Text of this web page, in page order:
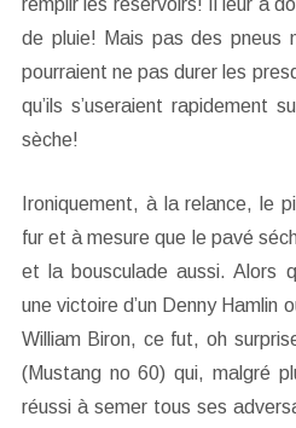
de pluie! Mais pas des pneus
pourraient ne pas durer les
qu’ils s’useraient rapidement
sèche!
Ironiquement, à la relance, le
fur et à mesure que le pavé
et la bousculade aussi. Alors
une victoire d’un Denny Hamlin
William Biron, ce fut, oh
(Mustang no 60) qui, malgré
réussi à semer tous ses